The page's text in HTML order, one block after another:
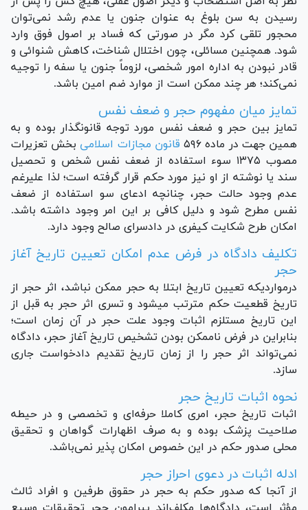
رسیدن به سن بلوغ به عنوان جنون یا عدم رشد نمی‌توان
محجور تلقی کرد مگر در صورتی که فساد بر اصول فوق وارد
شود. همچنین مسائلی، چون اختلال شناخت، کاهش شنوائی و
قادر نبودن به اداره امور شخصی، لزوماً جنون یا سفه را توجیه
نمی‌کند؛ هر چند ممکن است از موارد ضم امین باشد.
تمایز میان مفهوم حجر و ضعف نفس
تمایز بین حجر و ضعف نفس مورد توجه قانونگذار بوده و به
همین جهت در ماده ۵۹۶
قانون مجازات اسلامی بخش تعزیرات
مصوب ۱۳۷۵ سوء استفاده از ضعف نفس شخص و تحصیل
سند یا نوشته از او نیز مورد حکم قرار گرفته است؛ لذا علیرغم
عدم وجود حالت حجر، چنانچه ادعای سو استفاده از ضعف
نفس مطرح شود و دلیل کافی بر این امر وجود داشته باشد.
امکان طرح شکایت کیفری در دادسرای صالح وجود دارد.
تکلیف دادگاه در فرض عدم امکان تعیین تاریخ آغاز
حجر
درمواردیکه تعیین تاریخ ابتلا به حجر ممکن نباشد، اثر حجر از
تاریخ قطعیت حکم مترتب میشود و تسری اثر حجر به قبل از
این تاریخ مستلزم اثبات وجود علت حجر در آن زمان است؛
بنابراین در فرض ناممکن بودن تشخیص تاریخ آغاز حجر، دادگاه
نمی‌تواند اثر حجر را از زمان تاریخ تقدیم دادخواست جاری
سازد.
نحوه اثبات تاریخ حجر
اثبات تاریخ حجر، امری کاملا حرفه‌ای و تخصصی و در حیطه
صلاحیت پزشک بوده و به صرف اظهارات گواهان و تحقیق
محلی صدور حکم در این خصوص امکان پذیر نمی‌باشد.
ادله اثبات در دعوی احراز حجر
از آنجا که صدور حکم به حجر در حقوق طرفین و افراد ثالث